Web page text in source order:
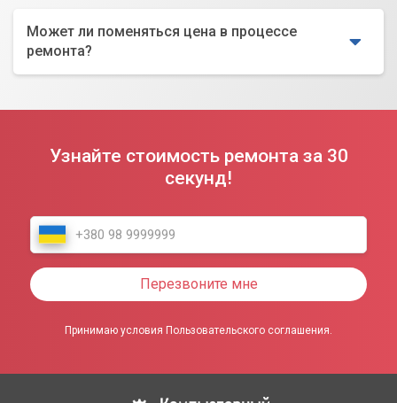
Может ли поменяться цена в процессе
ремонта?
Узнайте стоимость ремонта за 30
секунд!
Перезвоните мне
Принимаю условия Пользовательского соглашения.